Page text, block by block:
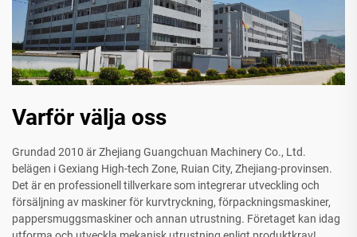
Varför välja oss
Grundad 2010 är Zhejiang Guangchuan Machinery Co., Ltd.
belägen i Gexiang High-tech Zone, Ruian City, Zhejiang-provinsen.
Det är en professionell tillverkare som integrerar utveckling och
försäljning av maskiner för kurvtryckning, förpackningsmaskiner,
pappersmuggsmaskiner och annan utrustning. Företaget kan idag